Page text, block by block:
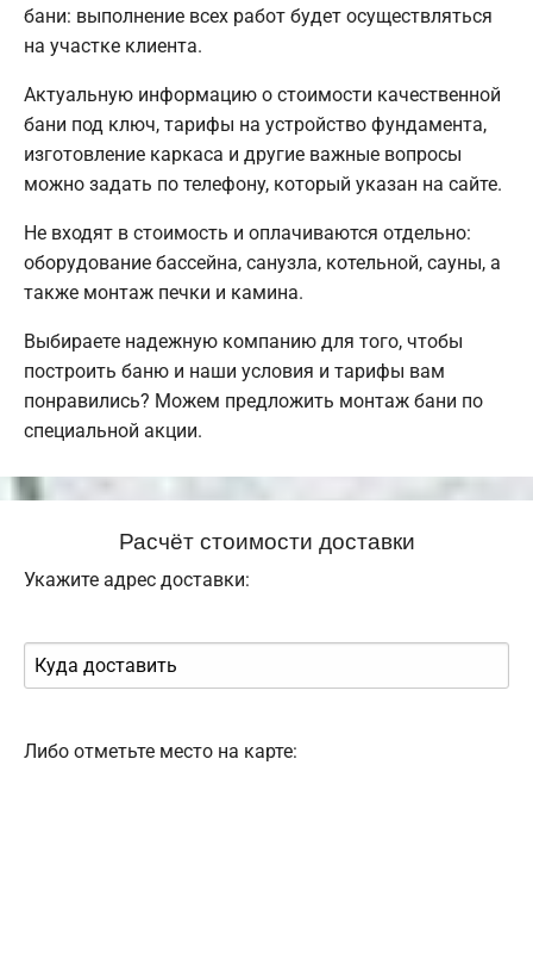
бани: выполнение всех работ будет осуществляться
на участке клиента.
Актуальную информацию о стоимости качественной
бани под ключ, тарифы на устройство фундамента,
изготовление каркаса и другие важные вопросы
можно задать по телефону, который указан на сайте.
Не входят в стоимость и оплачиваются отдельно:
оборудование бассейна, санузла, котельной, сауны, а
также монтаж печки и камина.
Выбираете надежную компанию для того, чтобы
построить баню и наши условия и тарифы вам
понравились? Можем предложить монтаж бани по
специальной акции.
Расчёт стоимости доставки
Укажите адрес доставки:
Либо отметьте место на карте: